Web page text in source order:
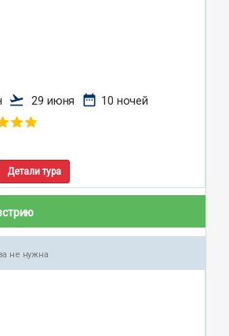
flight_takeoff 29 июня date_range 10 ночей
Детали тура
не нужна